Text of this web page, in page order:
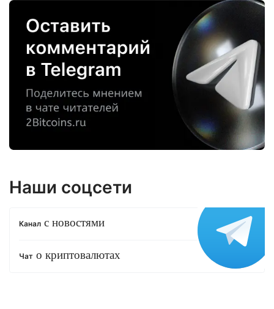
Наши соцсети
Канал с новостями
Чат о криптовалютах